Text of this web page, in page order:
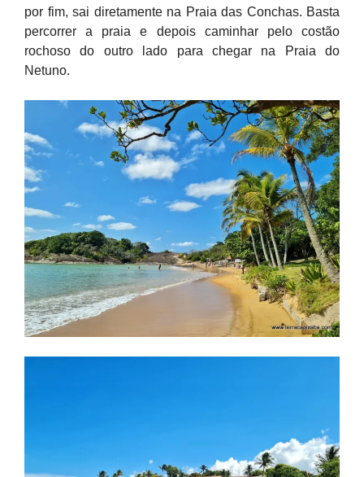
por fim, sai diretamente na Praia das Conchas. Basta
percorrer a praia e depois caminhar pelo costão
rochoso do outro lado para chegar na Praia do
Netuno.